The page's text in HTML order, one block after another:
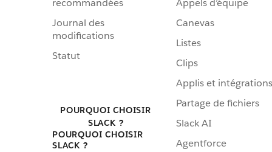
recommandées
Journal des
modifications
Statut
POURQUOI CHOISIR
SLACK ?
POURQUOI CHOISIR
SLACK ?
Appels d’équipe
Canevas
Listes
Clips
Applis et intégrations
Partage de fichiers
Slack AI
Agentforce